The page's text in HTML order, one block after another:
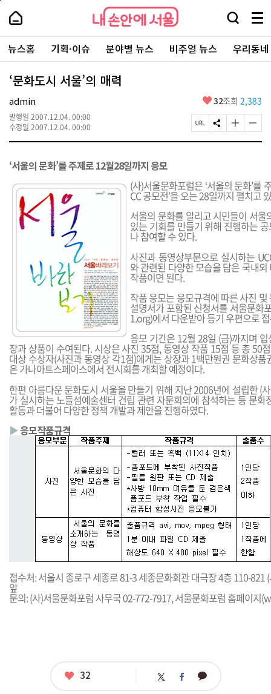
본
로
가
내
손
안
에
서
울
-
서
울
시
대
표
소
포
털
내
손
에
울
검
창
열
기
메
뉴
전
체
보
주
요
서
뉴스홈 기획·이슈 분야별 뉴스 비주얼 뉴스 우리동
‘문화도시 서울’의 매력
admin
발행일 2007.12.04. 00:00
수정일 2007.12.04. 00:00
좋
요
32조회 2,383
페
이
L
복
사
S
N
하
기
글
자
게
변
경
하
기
글
자
게
변
경
하
기
‘서울의 문화’를 주제로 12월28일까지 응모
(사)서울문화포럼은 ‘서울의 문화’를
CC 공모전’을 오는 28일까지 펼치고
서울의 문화를 알리고 시민들이 서울
있는 기회를 만들기 위해 진행하는
나 참여할 수 있다.
사진과 동영상부문으로 실시하는
와 관련된 다양한 모습을 담은 국내
작품이면 된다.
작품 응모는 응모규격에 따른 사진
설명서가 포함된 신청서를 서울문화
1.org)에서 다운받아 등기 우편으로
응모 기간은 12월 28일 (금)까지며
장과 상품이 수여된다. 시상은 사진 35점, 동영상 작품 15점 등 총 50
대상 수상자(사진과 동영상 각1점)에게는 상장과 1백만원권 문화상품
은 가나아트스페이스에서 전시회를 개최할 예정이다.
한편 아름다운 문화도시 서울을 만들기 위해 지난 2006년에 설립한 (
가 실시하는 노들섬예술센터 건립 관련 자문회의에 참석하는 등 문화
활동과 더불어 다양한 정책 개발과 제안을 진행하였다.
▶응모작품규격
접수처: 서울시 종로구 세종로 81-3 세종문화회관 대극장 4층 110-821
앞
문의: (사)서울문화포럼 사무국 02-772-7917, 서울문화포럼 홈페이지(
좋
32 트 페 카
페
상
단
로